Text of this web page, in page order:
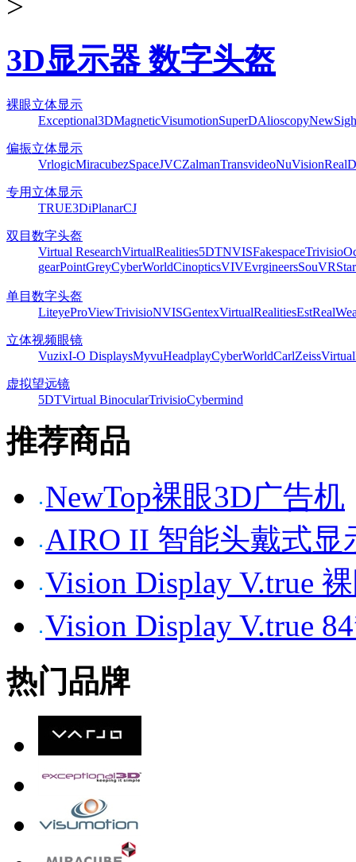
3D显示器 数字头盔
裸眼立体显示
Exceptional3DMagneticVisumotionSuperDAlioscopy
偏振立体显示
VrlogicMiracubezSpaceJVCZalmanTransvideoNuVisionRealD
专用立体显示
TRUE3DiPlanarCJ
双目数字头盔
Virtual ResearchVirtualRealities5DTNVISFakespaceTrivisio
gearPointGreyCyberWorldCinopticsVIVEvrgineersSouVR
单目数字头盔
LiteyeProViewTrivisioNVISGentexVirtualRealitiesEst
立体视频眼镜
VuzixI-O DisplaysMyvuHeadplayCyberWorldCarlZeiss
虚拟望远镜
5DTVirtual BinocularTrivisioCybermind
推荐商品
NewTop裸眼3D广告机
AIRO II 智能头戴式显
Vision Display V.true
Vision Display V.true
热门品牌